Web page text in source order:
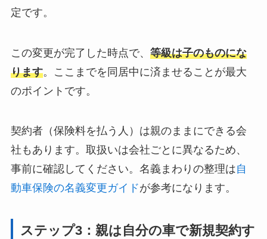
定です。
この変更が完了した時点で、 等級は子のものにな
ります。ここまでを同居中に済ませることが最大
のポイントです。
契約者（保険料を払う人）は親のままにできる会
社もあります。取扱いは会社ごとに異なるため、
事前に確認してください。名義まわりの整理は自
動車保険の名義変更ガイドが参考になります。
ステップ3：親は自分の車で新規契約す